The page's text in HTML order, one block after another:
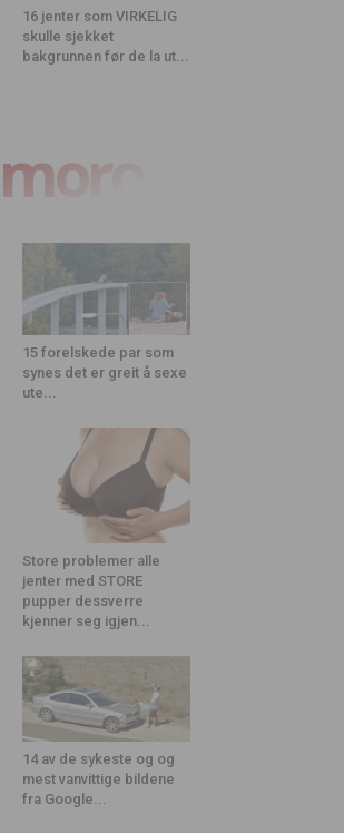
16 jenter som VIRKELIG
skulle sjekket
bakgrunnen før de la ut...
15 forelskede par som
synes det er greit å sexe
ute...
Store problemer alle
jenter med STORE
pupper dessverre
kjenner seg igjen...
14 av de sykeste og og
mest vanvittige bildene
fra Google...